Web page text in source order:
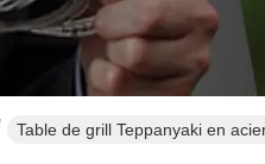
Table de grill Teppanyaki en